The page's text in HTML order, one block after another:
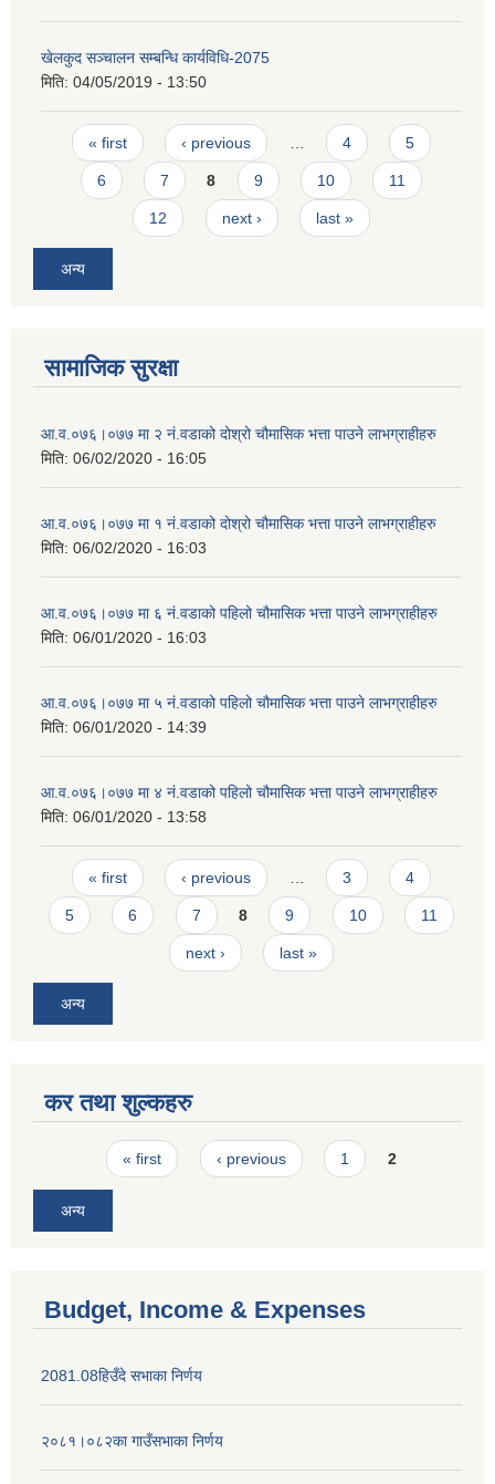
खेलकुद सञ्चालन सम्बन्धि कार्यविधि-2075
मिति: 04/05/2019 - 13:50
Pages
« first ‹ previous 4 5
6 7 8 9 10 11
12 next › last »
अन्य
सामाजिक सुरक्षा
आ‍.व.०७६।०७७ मा २ नं.वडाको दोश्रो चौमासिक भत्ता पाउने लाभग्राहीहरु
मिति: 06/02/2020 - 16:05
आ‍.व.०७६।०७७ मा १ नं.वडाको दोश्रो चौमासिक भत्ता पाउने लाभग्राहीहरु
मिति: 06/02/2020 - 16:03
आ‍.व.०७६।०७७ मा ६ नं.वडाको पहिलो चौमासिक भत्ता पाउने लाभग्राहीहरु
मिति: 06/01/2020 - 16:03
आ‍.व.०७६।०७७ मा ५ नं.वडाको पहिलो चौमासिक भत्ता पाउने लाभग्राहीहरु
मिति: 06/01/2020 - 14:39
आ‍.व.०७६।०७७ मा ४ नं.वडाको पहिलो चौमासिक भत्ता पाउने लाभग्राहीहरु
मिति: 06/01/2020 - 13:58
Pages
« first ‹ previous 3 4
5 6 7 8 9 10 11
next › last »
अन्य
कर तथा शुल्कहरु
Pages« first ‹ previous 1 2
अन्य
Budget, Income & Expenses
2081.08हिउँदे सभाका निर्णय
२०८१।०८२का गाउँसभाका निर्णय